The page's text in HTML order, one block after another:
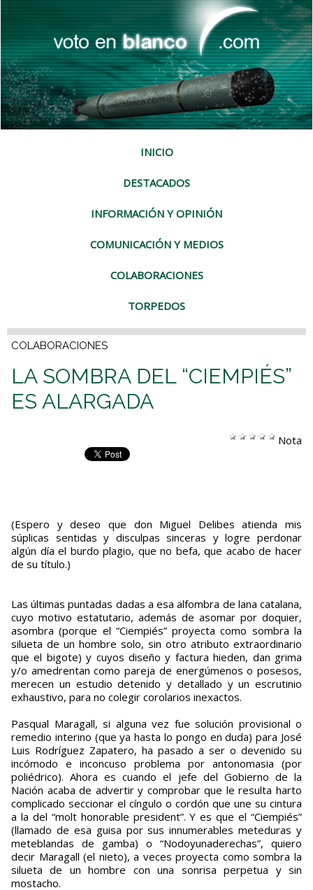
INICIO
DESTACADOS
INFORMACIÓN Y OPINIÓN
COMUNICACIÓN Y MEDIOS
COLABORACIONES
TORPEDOS
COLABORACIONES
LA SOMBRA DEL “CIEMPIÉS”
ES ALARGADA
Nota
(Espero y deseo que don Miguel Delibes atienda mis
súplicas sentidas y disculpas sinceras y logre perdonar
algún día el burdo plagio, que no befa, que acabo de hacer
de su título.)
Las últimas puntadas dadas a esa alfombra de lana catalana,
cuyo motivo estatutario, además de asomar por doquier,
asombra (porque el “Ciempiés” proyecta como sombra la
silueta de un hombre solo, sin otro atributo extraordinario
que el bigote) y cuyos diseño y factura hieden, dan grima
y/o amedrentan como pareja de energúmenos o posesos,
merecen un estudio detenido y detallado y un escrutinio
exhaustivo, para no colegir corolarios inexactos.
Pasqual Maragall, si alguna vez fue solución provisional o
remedio interino (que ya hasta lo pongo en duda) para José
Luis Rodríguez Zapatero, ha pasado a ser o devenido su
incómodo e inconcuso problema por antonomasia (por
poliédrico). Ahora es cuando el jefe del Gobierno de la
Nación acaba de advertir y comprobar que le resulta harto
complicado seccionar el cíngulo o cordón que une su cintura
a la del “molt honorable president”. Y es que el “Ciempiés”
(llamado de esa guisa por sus innumerables meteduras y
meteblandas de gamba) o “Nodoyunaderechas”, quiero
decir Maragall (el nieto), a veces proyecta como sombra la
silueta de un hombre con una sonrisa perpetua y sin
mostacho.